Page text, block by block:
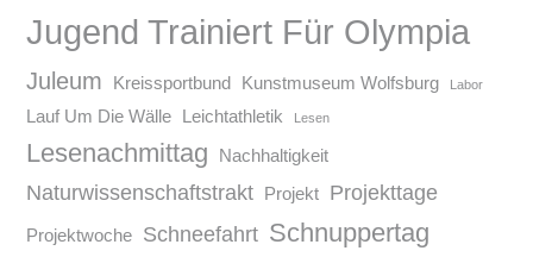
Jugend Trainiert Für Olympia
Juleum Kreissportbund Kunstmuseum Wolfsburg Labor
Lauf Um Die Wälle Leichtathletik Lesen
Lesenachmittag Nachhaltigkeit
Naturwissenschaftstrakt Projekt Projekttage
Projektwoche Schneefahrt Schnuppertag